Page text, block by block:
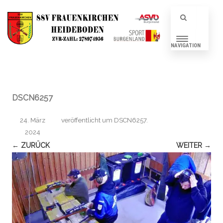
NAVIGATION
DSCN6257
veröffentlicht
24. März
2024
um DSCN6257.
← ZURÜCK WEITER →